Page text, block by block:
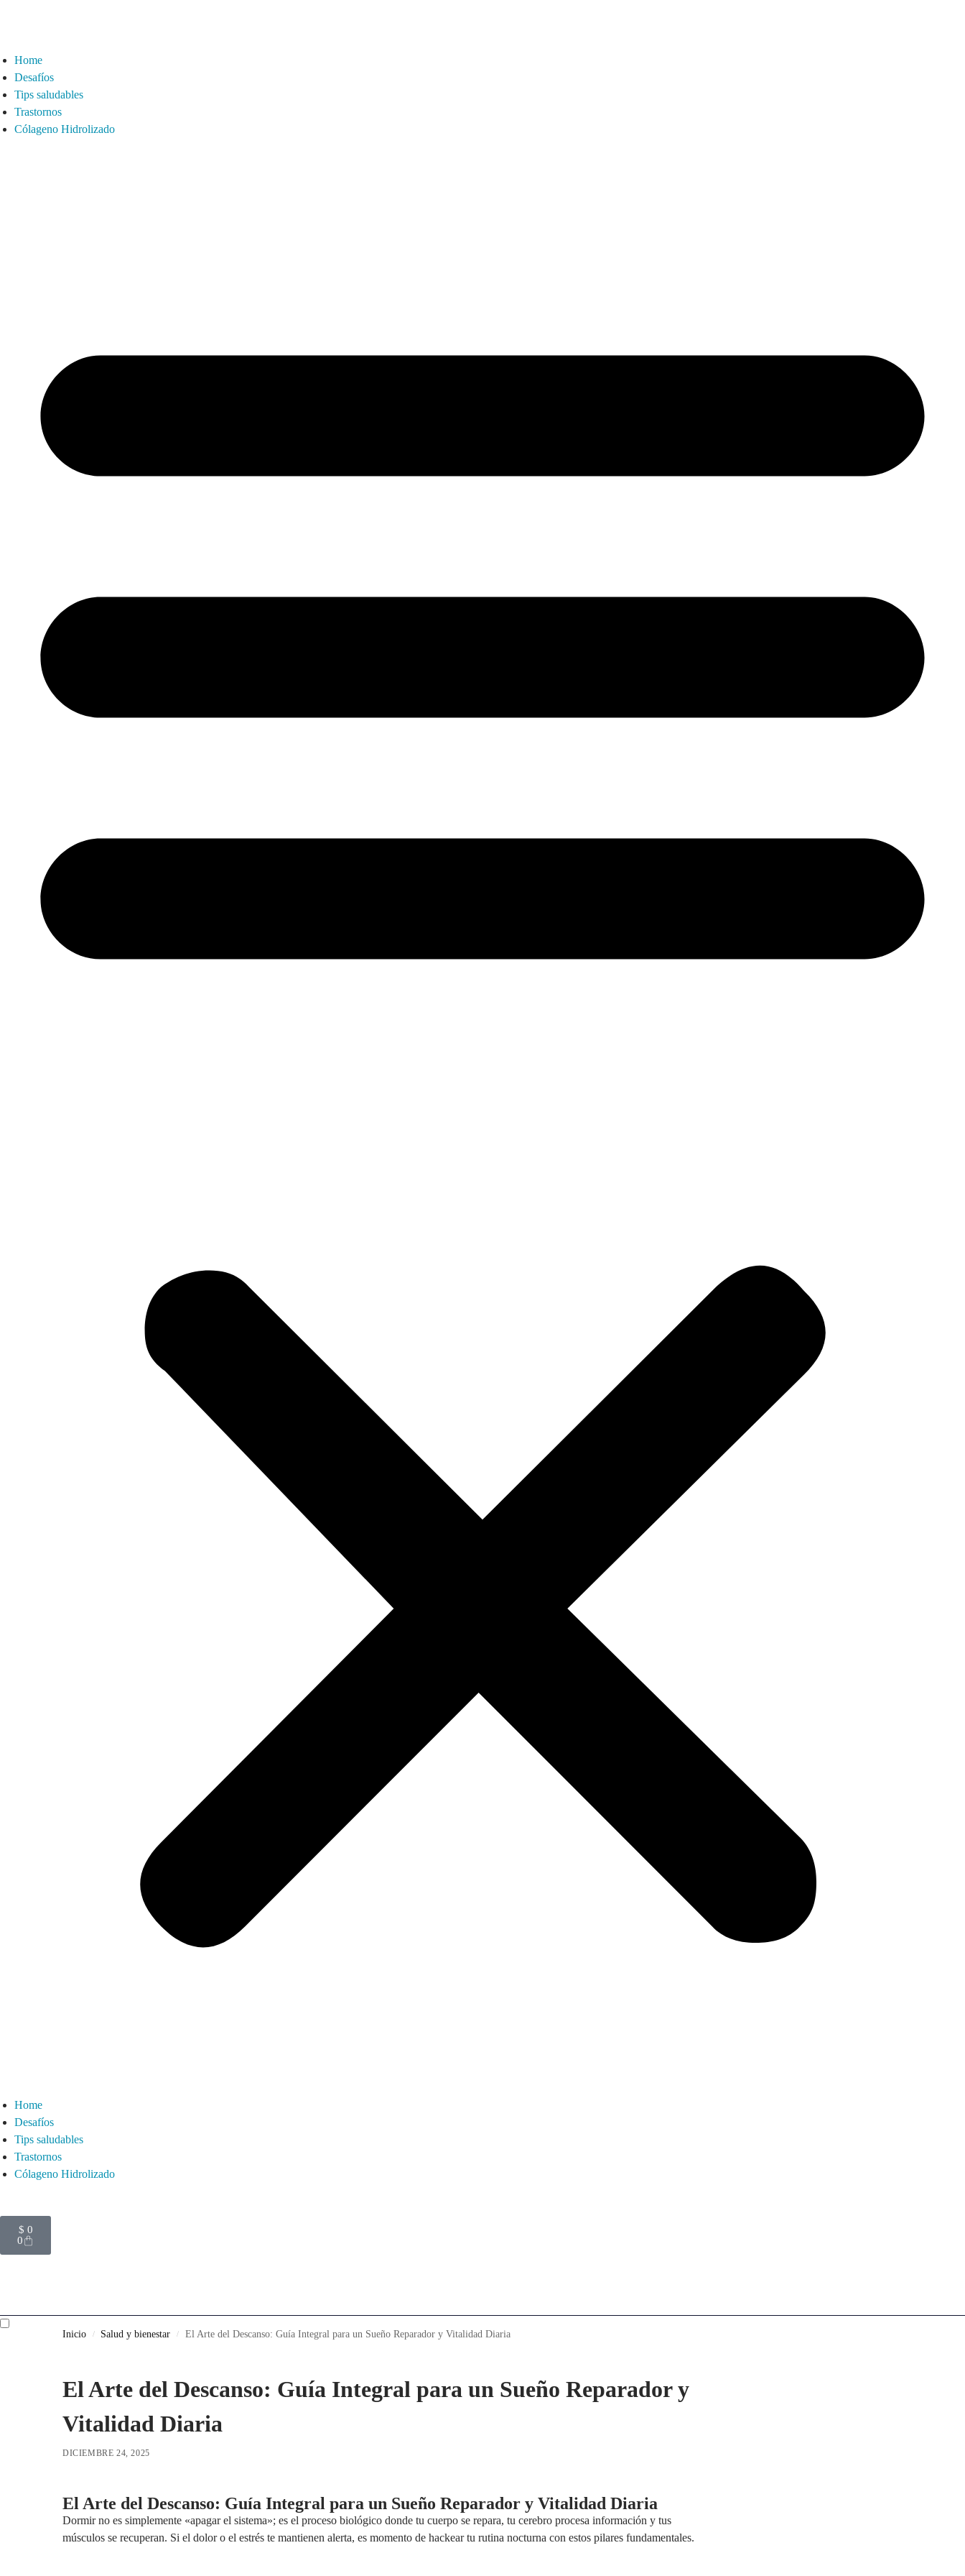
Home
Desafíos
Tips saludables
Trastornos
Cólageno Hidrolizado
Home
Desafíos
Tips saludables
Trastornos
Cólageno Hidrolizado
$ 0
0
Inicio / Salud y bienestar / El Arte del Descanso: Guía Integral para un Sueño Reparador y Vitalidad Diaria
El Arte del Descanso: Guía Integral para un Sueño Reparador y
Vitalidad Diaria
DICIEMBRE 24, 2025
El Arte del Descanso: Guía Integral para un Sueño Reparador y Vitalidad Diaria
Dormir no es simplemente «apagar el sistema»; es el proceso biológico donde tu cuerpo se repara, tu cerebro procesa información y tus
músculos se recuperan. Si el dolor o el estrés te mantienen alerta, es momento de hackear tu rutina nocturna con estos pilares fundamentales.